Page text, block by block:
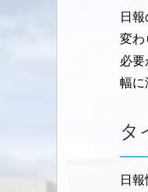
日
変わ
必
幅に
タ
日